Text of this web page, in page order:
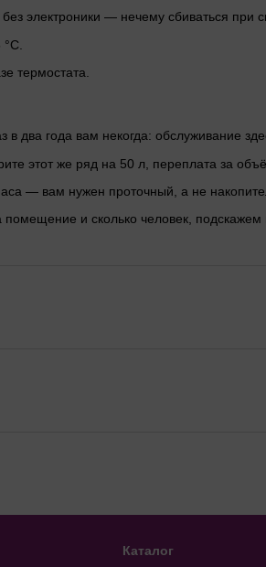
электроники — нечему сбиваться при
термостата.
в два года вам некогда: обслуживание
этот же ряд на 50 л, переплата за
— вам нужен проточный, а не
и сколько человек, подскажем
Каталог